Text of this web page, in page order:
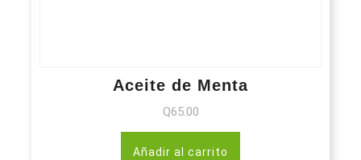
Aceite de Menta
Q65.00
Añadir al carrito